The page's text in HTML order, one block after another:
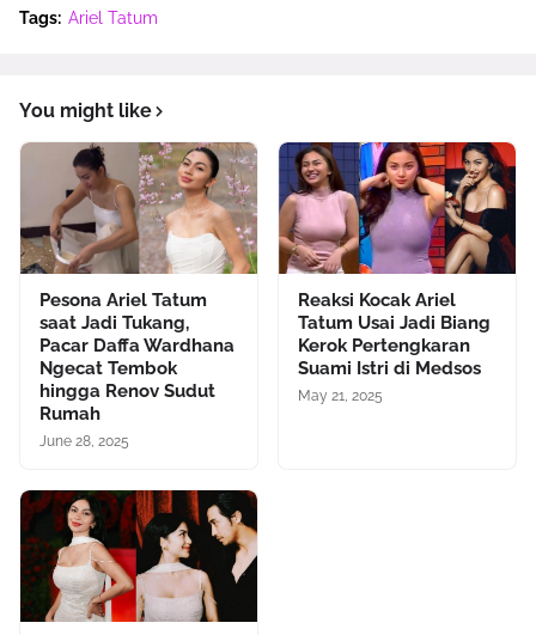
Tags: Ariel Tatum
You might like
Pesona Ariel Tatum
saat Jadi Tukang,
Pacar Daffa Wardhana
Ngecat Tembok
hingga Renov Sudut
Rumah
June 28, 2025
Reaksi Kocak Ariel
Tatum Usai Jadi Biang
Kerok Pertengkaran
Suami Istri di Medsos
May 21, 2025